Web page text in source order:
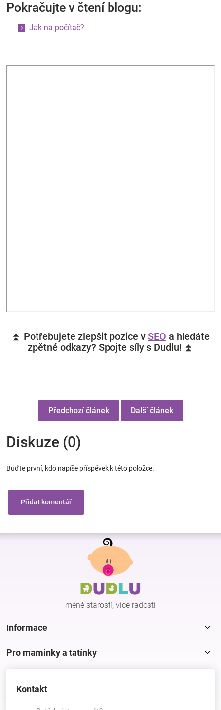
Pokračujte v čtení blogu:
Jak na počítač?
⏫ Potřebujete zlepšit pozice v SEO a hledáte
zpětné odkazy? Spojte síly s Dudlu! ⏫
Předchozí článek Další článek
Diskuze (0)
Buďte první, kdo napíše příspěvek k této položce.
Přidat komentář
Z
méně starostí, více radostí
Informace
Pro maminky a tatínky
Kontakt